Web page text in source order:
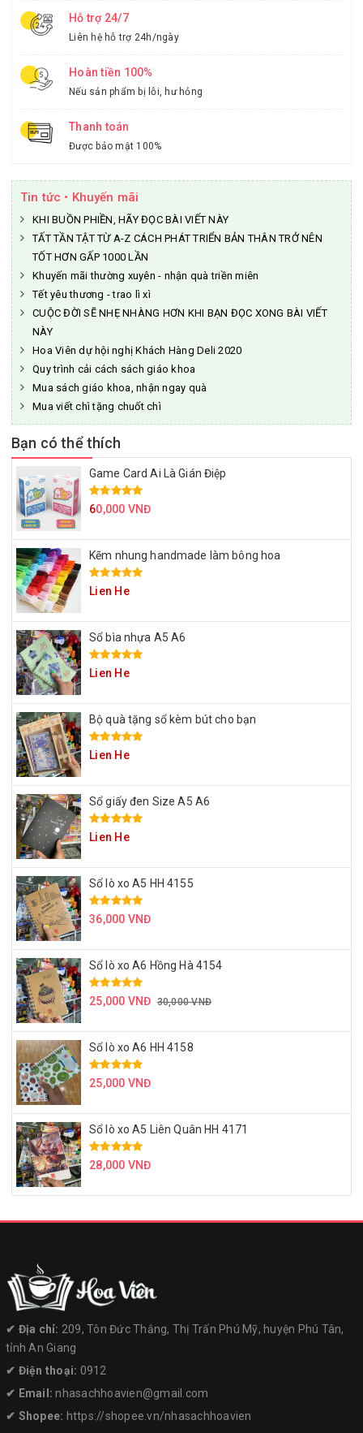
Hỗ trợ 24/7
Liên hệ hỗ trợ 24h/ngày
Hoàn tiền 100%
Nếu sản phẩm bị lỗi, hư hỏng
Thanh toán
Được bảo mật 100%
Tin tức • Khuyến mãi
KHI BUỒN PHIỀN, HÃY ĐỌC BÀI VIẾT NÀY
TẤT TẦN TẬT TỪ A-Z CÁCH PHÁT TRIỂN BẢN THÂN TRỞ NÊN
TỐT HƠN GẤP 1000 LẦN
Khuyến mãi thường xuyên - nhận quà triền miên
Tết yêu thương - trao lì xì
CUỘC ĐỜI SẼ NHẸ NHÀNG HƠN KHI BẠN ĐỌC XONG BÀI VIẾT
NÀY
Hoa Viên dự hội nghị Khách Hàng Deli 2020
Quy trình cải cách sách giáo khoa
Mua sách giáo khoa, nhận ngay quà
Mua viết chì tặng chuốt chì
Bạn có thể thích
Game Card Ai Là Gián Điệp
60,000 VNĐ
Kẽm nhung handmade làm bông hoa
Lien He
Sổ bìa nhựa A5 A6
Lien He
Bộ quà tặng sổ kèm bút cho bạn
Lien He
Sổ giấy đen Size A5 A6
Lien He
Sổ lò xo A5 HH 4155
36,000 VNĐ
Sổ lò xo A6 Hồng Hà 4154
25,000 VNĐ 30,000 VNĐ
Sổ lò xo A6 HH 4158
25,000 VNĐ
Sổ lò xo A5 Liên Quân HH 4171
28,000 VNĐ
✔︎ Địa chỉ: 209, Tôn Đức Thắng, Thị Trấn Phú Mỹ, huyện Phú Tân,
tỉnh An Giang
✔︎ Điện thoại: 0912
✔︎ Email:nhasachhoavien@gmail.com
✔︎ Shopee: https://shopee.vn/nhasachhoavien